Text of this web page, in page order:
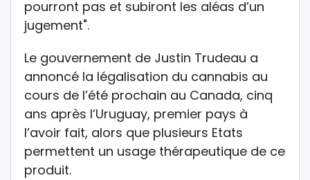
pourront pas et subiront les aléas d’un
jugement".
Le gouvernement de Justin Trudeau a
annoncé la légalisation du cannabis au
cours de l’été prochain au Canada, cinq
ans après l’Uruguay, premier pays à
l’avoir fait, alors que plusieurs Etats
permettent un usage thérapeutique de ce
produit.